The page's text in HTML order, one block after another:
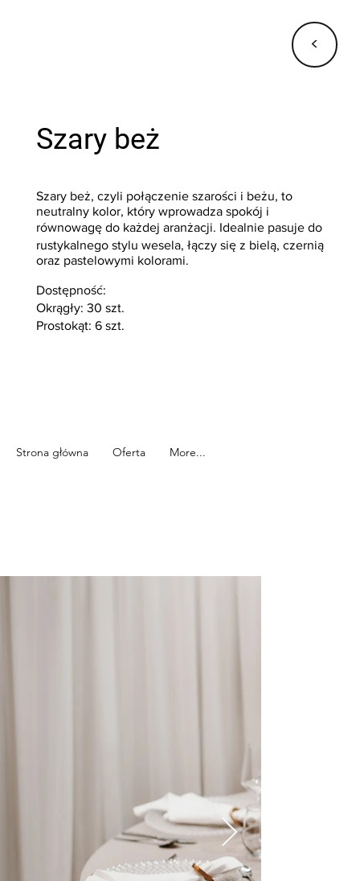
Szary beż
Szary beż, czyli połączenie szarości i beżu, to
neutralny kolor, który wprowadza spokój i
równowagę do każdej aranżacji. Idealnie pasuje do
rustykalnego stylu wesela, łączy się z bielą, czernią
oraz pastelowymi kolorami.
Dostępność:
Okrągły: 30 szt.
Prostokąt: 6 szt.
<
Strona główna Oferta More...